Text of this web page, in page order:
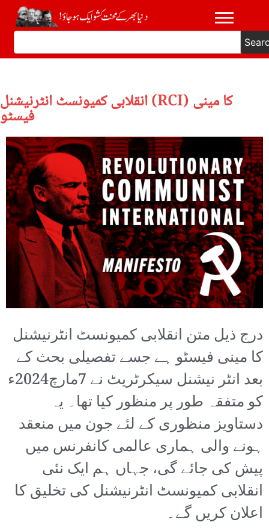
انقلابی کمیونسٹ انٹرنیشنل (RCI) کا مینی
فیسٹو
درج ذیل متن انقلابی کمیونسٹ انٹرنیشنل
کا مینی فیسٹو ہے جسے تفصیلی بحث کے
بعد انٹر نیشنل سیکرٹریٹ نے 7مارچ2024ء
کو متفقہ طور پر منظور کیا تھا۔ یہ
دستاویز منظوری کے لئے جون میں منعقد
ہونے والی ہماری عالمی کانفرنس میں
پیش کی جائے گی، جہاں ہم ایک نئی
انقلابی کمیونسٹ انٹرنیشنل کی تخلیق کا
اعلان کریں گے۔